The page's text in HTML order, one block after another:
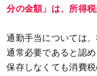
分の金額」は、所得
通勤手当については
通常必要であると認
保存しなくても消費